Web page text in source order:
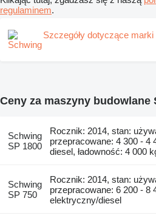
regulaminem.
Szczegóły dotyczące
Ceny za maszyny budowlane
Schwing
SP 1800
Rocznik: 2014, stan:
przepracowane: 4 300 - 4
diesel, ładowność: 4 000
Schwing
SP 750
Rocznik: 2014, stan:
przepracowane: 6 200 - 8
elektryczny/diesel